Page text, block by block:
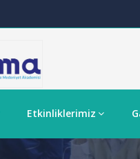
Etkinliklerimiz